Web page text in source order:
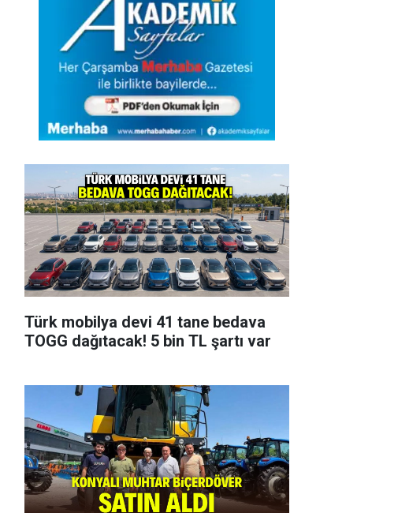
Türk mobilya devi 41 tane bedava
TOGG dağıtacak! 5 bin TL şartı var